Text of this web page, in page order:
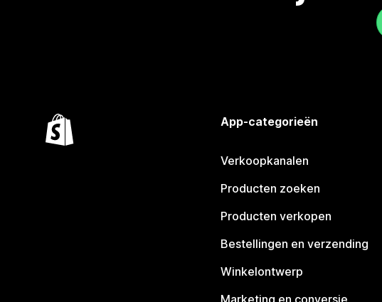
App-categorieën
Verkoopkanalen
Producten zoeken
Producten verkopen
Bestellingen en verzending
Winkelontwerp